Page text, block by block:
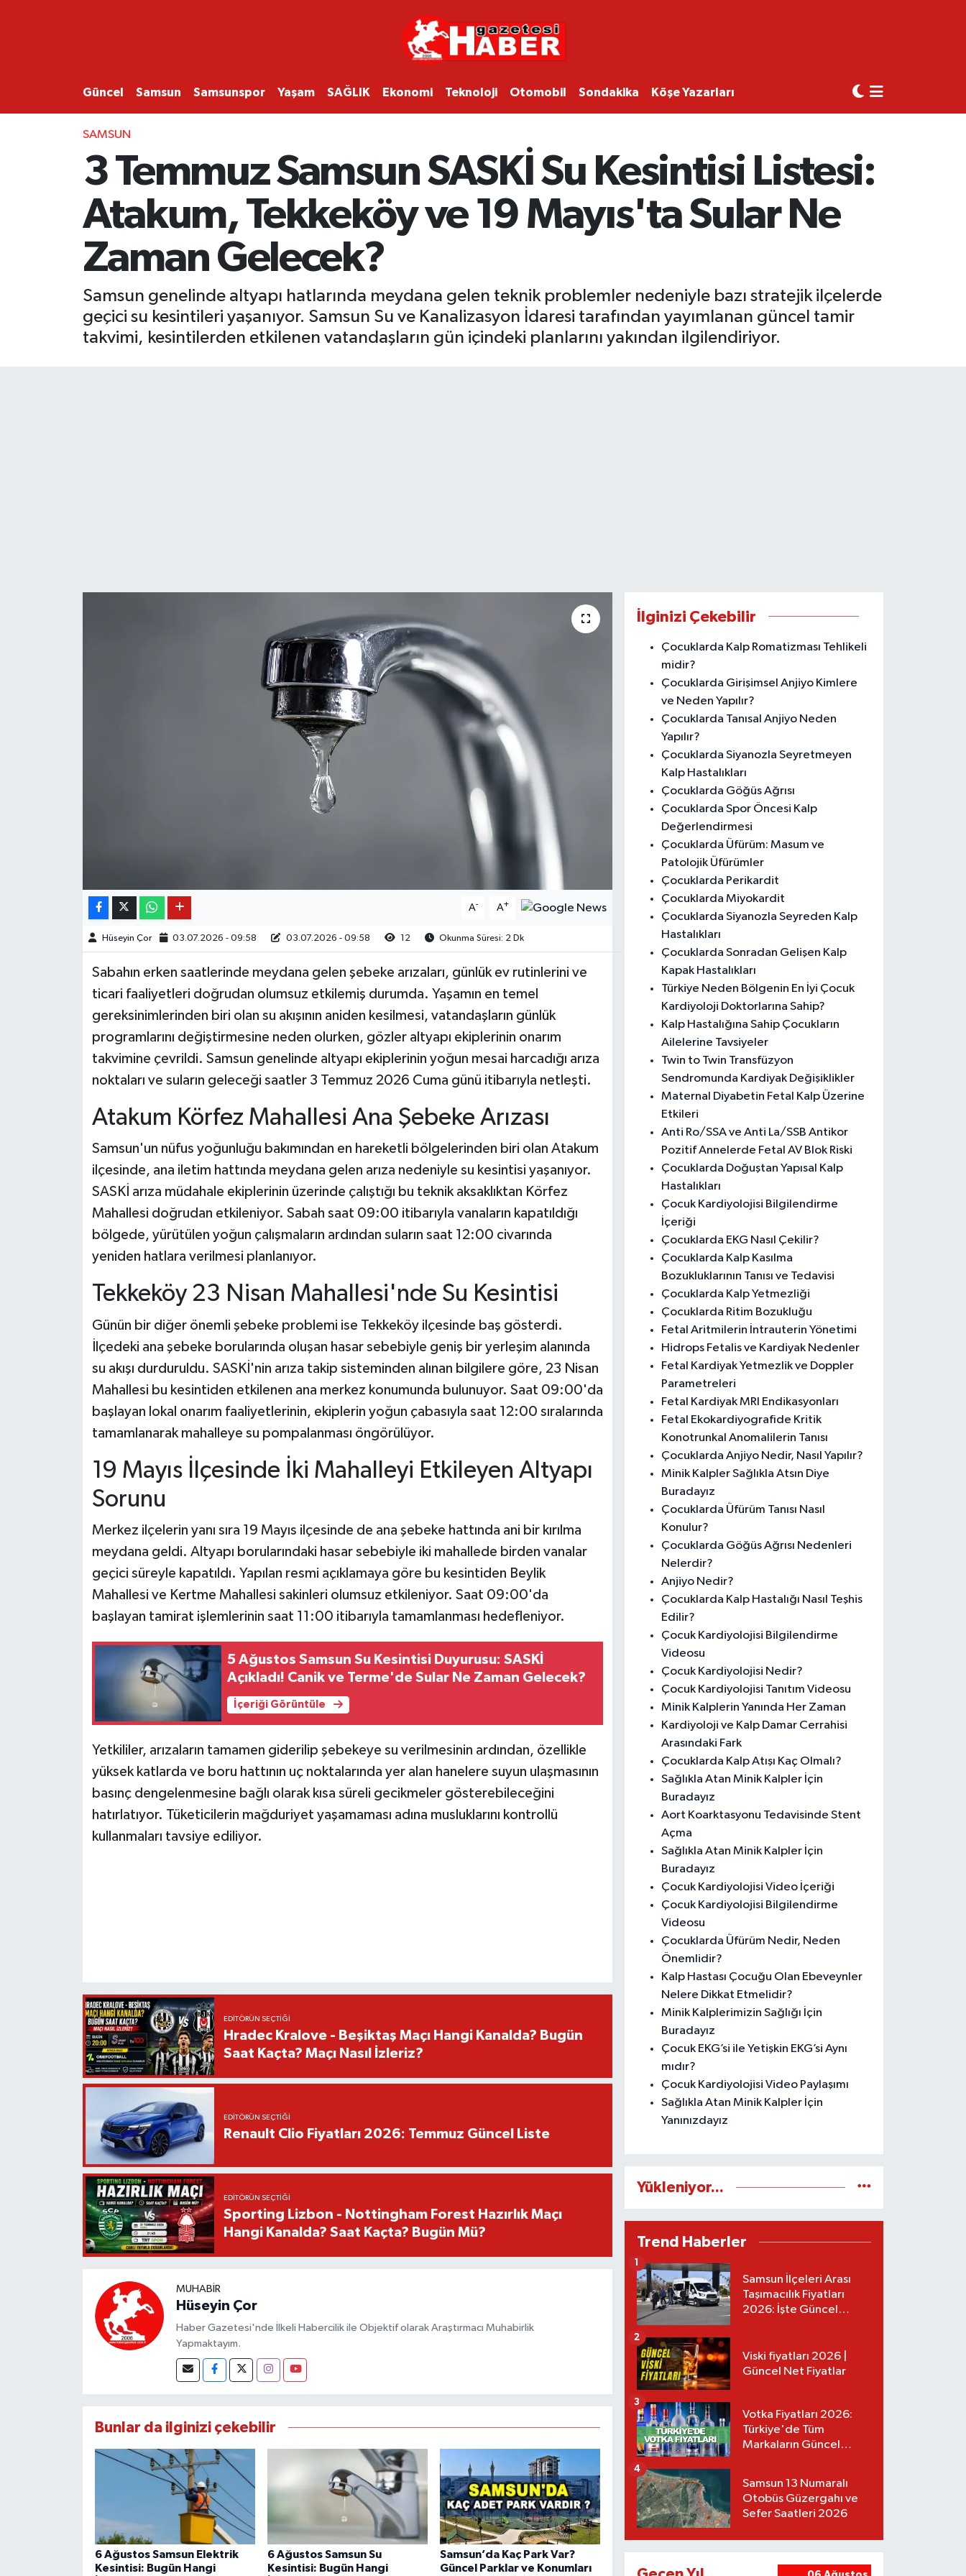
Güncel Samsun Samsunspor Yaşam SAĞLIK Ekonomi Teknoloji Otomobil Sondakika Köşe Yazarları
SAMSUN
3 Temmuz Samsun SASKİ Su Kesintisi Listesi:
Atakum, Tekkeköy ve 19 Mayıs'ta Sular Ne
Zaman Gelecek?
Samsun genelinde altyapı hatlarında meydana gelen teknik problemler nedeniyle bazı stratejik ilçelerde
geçici su kesintileri yaşanıyor. Samsun Su ve Kanalizasyon İdaresi tarafından yayımlanan güncel tamir
takvimi, kesintilerden etkilenen vatandaşların gün içindeki planlarını yakından ilgilendiriyor.
A- A+
Hüseyin Çor 03.07.2026 - 09:58 03.07.2026 - 09:58 12 Okunma Süresi: 2 Dk
Sabahın erken saatlerinde meydana gelen şebeke arızaları, günlük ev rutinlerini ve
ticari faaliyetleri doğrudan olumsuz etkilemiş durumda. Yaşamın en temel
gereksinimlerinden biri olan su akışının aniden kesilmesi, vatandaşların günlük
programlarını değiştirmesine neden olurken, gözler altyapı ekiplerinin onarım
takvimine çevrildi. Samsun genelinde altyapı ekiplerinin yoğun mesai harcadığı arıza
noktaları ve suların geleceği saatler 3 Temmuz 2026 Cuma günü itibarıyla netleşti.
Atakum Körfez Mahallesi Ana Şebeke Arızası
Samsun'un nüfus yoğunluğu bakımından en hareketli bölgelerinden biri olan Atakum
ilçesinde, ana iletim hattında meydana gelen arıza nedeniyle su kesintisi yaşanıyor.
SASKİ arıza müdahale ekiplerinin üzerinde çalıştığı bu teknik aksaklıktan Körfez
Mahallesi doğrudan etkileniyor. Sabah saat 09:00 itibarıyla vanaların kapatıldığı
bölgede, yürütülen yoğun çalışmaların ardından suların saat 12:00 civarında
yeniden hatlara verilmesi planlanıyor.
Tekkeköy 23 Nisan Mahallesi'nde Su Kesintisi
Günün bir diğer önemli şebeke problemi ise Tekkeköy ilçesinde baş gösterdi.
İlçedeki ana şebeke borularında oluşan hasar sebebiyle geniş bir yerleşim alanında
su akışı durduruldu. SASKİ'nin arıza takip sisteminden alınan bilgilere göre, 23 Nisan
Mahallesi bu kesintiden etkilenen ana merkez konumunda bulunuyor. Saat 09:00'da
başlayan lokal onarım faaliyetlerinin, ekiplerin yoğun çabasıyla saat 12:00 sıralarında
tamamlanarak mahalleye su pompalanması öngörülüyor.
19 Mayıs İlçesinde İki Mahalleyi Etkileyen Altyapı
Sorunu
Merkez ilçelerin yanı sıra 19 Mayıs ilçesinde de ana şebeke hattında ani bir kırılma
meydana geldi. Altyapı borularındaki hasar sebebiyle iki mahallede birden vanalar
geçici süreyle kapatıldı. Yapılan resmi açıklamaya göre bu kesintiden Beylik
Mahallesi ve Kertme Mahallesi sakinleri olumsuz etkileniyor. Saat 09:00'da
başlayan tamirat işlemlerinin saat 11:00 itibarıyla tamamlanması hedefleniyor.
5 Ağustos Samsun Su Kesintisi Duyurusu: SASKİ
Açıkladı! Canik ve Terme'de Sular Ne Zaman Gelecek?
İçeriği Görüntüle
Yetkililer, arızaların tamamen giderilip şebekeye su verilmesinin ardından, özellikle
yüksek katlarda ve boru hattının uç noktalarında yer alan hanelere suyun ulaşmasının
basınç dengelenmesine bağlı olarak kısa süreli gecikmeler gösterebileceğini
hatırlatıyor. Tüketicilerin mağduriyet yaşamaması adına musluklarını kontrollü
kullanmaları tavsiye ediliyor.
EDITÖRÜN SEÇTIĞI
Hradec Kralove - Beşiktaş Maçı Hangi Kanalda? Bugün
Saat Kaçta? Maçı Nasıl İzleriz?
EDITÖRÜN SEÇTIĞI
Renault Clio Fiyatları 2026: Temmuz Güncel Liste
EDITÖRÜN SEÇTIĞI
Sporting Lizbon - Nottingham Forest Hazırlık Maçı
Hangi Kanalda? Saat Kaçta? Bugün Mü?
MUHABIR
Hüseyin Çor
Haber Gazetesi'nde İlkeli Habercilik ile Objektif olarak Araştırmacı Muhabirlik
Yapmaktayım.
Bunlar da ilginizi çekebilir
6 Ağustos Samsun Elektrik
Kesintisi: Bugün Hangi
6 Ağustos Samsun Su
Kesintisi: Bugün Hangi
Samsun’da Kaç Park Var?
Güncel Parklar ve Konumları
İlginizi Çekebilir
Çocuklarda Kalp Romatizması Tehlikeli
midir?
Çocuklarda Girişimsel Anjiyo Kimlere
ve Neden Yapılır?
Çocuklarda Tanısal Anjiyo Neden
Yapılır?
Çocuklarda Siyanozla Seyretmeyen
Kalp Hastalıkları
Çocuklarda Göğüs Ağrısı
Çocuklarda Spor Öncesi Kalp
Değerlendirmesi
Çocuklarda Üfürüm: Masum ve
Patolojik Üfürümler
Çocuklarda Perikardit
Çocuklarda Miyokardit
Çocuklarda Siyanozla Seyreden Kalp
Hastalıkları
Çocuklarda Sonradan Gelişen Kalp
Kapak Hastalıkları
Türkiye Neden Bölgenin En İyi Çocuk
Kardiyoloji Doktorlarına Sahip?
Kalp Hastalığına Sahip Çocukların
Ailelerine Tavsiyeler
Twin to Twin Transfüzyon
Sendromunda Kardiyak Değişiklikler
Maternal Diyabetin Fetal Kalp Üzerine
Etkileri
Anti Ro/SSA ve Anti La/SSB Antikor
Pozitif Annelerde Fetal AV Blok Riski
Çocuklarda Doğuştan Yapısal Kalp
Hastalıkları
Çocuk Kardiyolojisi Bilgilendirme
İçeriği
Çocuklarda EKG Nasıl Çekilir?
Çocuklarda Kalp Kasılma
Bozukluklarının Tanısı ve Tedavisi
Çocuklarda Kalp Yetmezliği
Çocuklarda Ritim Bozukluğu
Fetal Aritmilerin İntrauterin Yönetimi
Hidrops Fetalis ve Kardiyak Nedenler
Fetal Kardiyak Yetmezlik ve Doppler
Parametreleri
Fetal Kardiyak MRI Endikasyonları
Fetal Ekokardiyografide Kritik
Konotrunkal Anomalilerin Tanısı
Çocuklarda Anjiyo Nedir, Nasıl Yapılır?
Minik Kalpler Sağlıkla Atsın Diye
Buradayız
Çocuklarda Üfürüm Tanısı Nasıl
Konulur?
Çocuklarda Göğüs Ağrısı Nedenleri
Nelerdir?
Anjiyo Nedir?
Çocuklarda Kalp Hastalığı Nasıl Teşhis
Edilir?
Çocuk Kardiyolojisi Bilgilendirme
Videosu
Çocuk Kardiyolojisi Nedir?
Çocuk Kardiyolojisi Tanıtım Videosu
Minik Kalplerin Yanında Her Zaman
Kardiyoloji ve Kalp Damar Cerrahisi
Arasındaki Fark
Çocuklarda Kalp Atışı Kaç Olmalı?
Sağlıkla Atan Minik Kalpler İçin
Buradayız
Aort Koarktasyonu Tedavisinde Stent
Açma
Sağlıkla Atan Minik Kalpler İçin
Buradayız
Çocuk Kardiyolojisi Video İçeriği
Çocuk Kardiyolojisi Bilgilendirme
Videosu
Çocuklarda Üfürüm Nedir, Neden
Önemlidir?
Kalp Hastası Çocuğu Olan Ebeveynler
Nelere Dikkat Etmelidir?
Minik Kalplerimizin Sağlığı İçin
Buradayız
Çocuk EKG’si ile Yetişkin EKG’si Aynı
mıdır?
Çocuk Kardiyolojisi Video Paylaşımı
Sağlıkla Atan Minik Kalpler İçin
Yanınızdayız
Yükleniyor...
Trend Haberler
Samsun İlçeleri Arası
Taşımacılık Fiyatları
2026: İşte Güncel
1
Viski fiyatları 2026 |
Güncel Net Fiyatlar
2
Votka Fiyatları 2026:
Türkiye'de Tüm
Markaların Güncel
3
Samsun 13 Numaralı
Otobüs Güzergahı ve
Sefer Saatleri 2026
4
SAMSUN
SAMSUNSPOR
EKONOMİ